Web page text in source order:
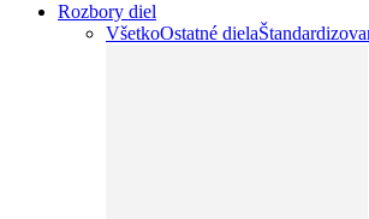
Rozbory diel
VšetkoOstatné diela